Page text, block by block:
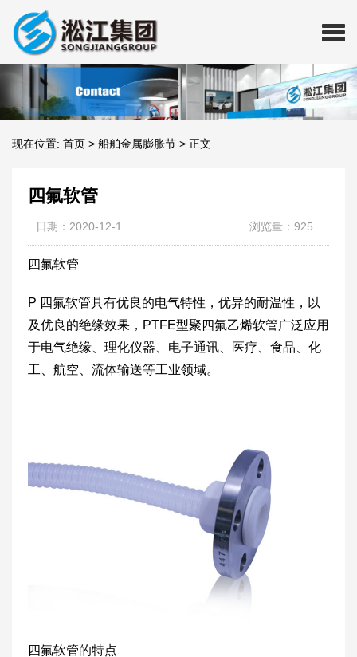
现在位置: 首页 > 船舶金属膨胀节 > 正文
四氟软管
日期：2020-12-1 浏览量：925
四氟软管
P 四氟软管具有优良的电气特性，优异的耐温性，以
及优良的绝缘效果，PTFE型聚四氟乙烯软管广泛应用
于电气绝缘、理化仪器、电子通讯、医疗、食品、化
工、航空、流体输送等工业领域。
四氟软管的特点